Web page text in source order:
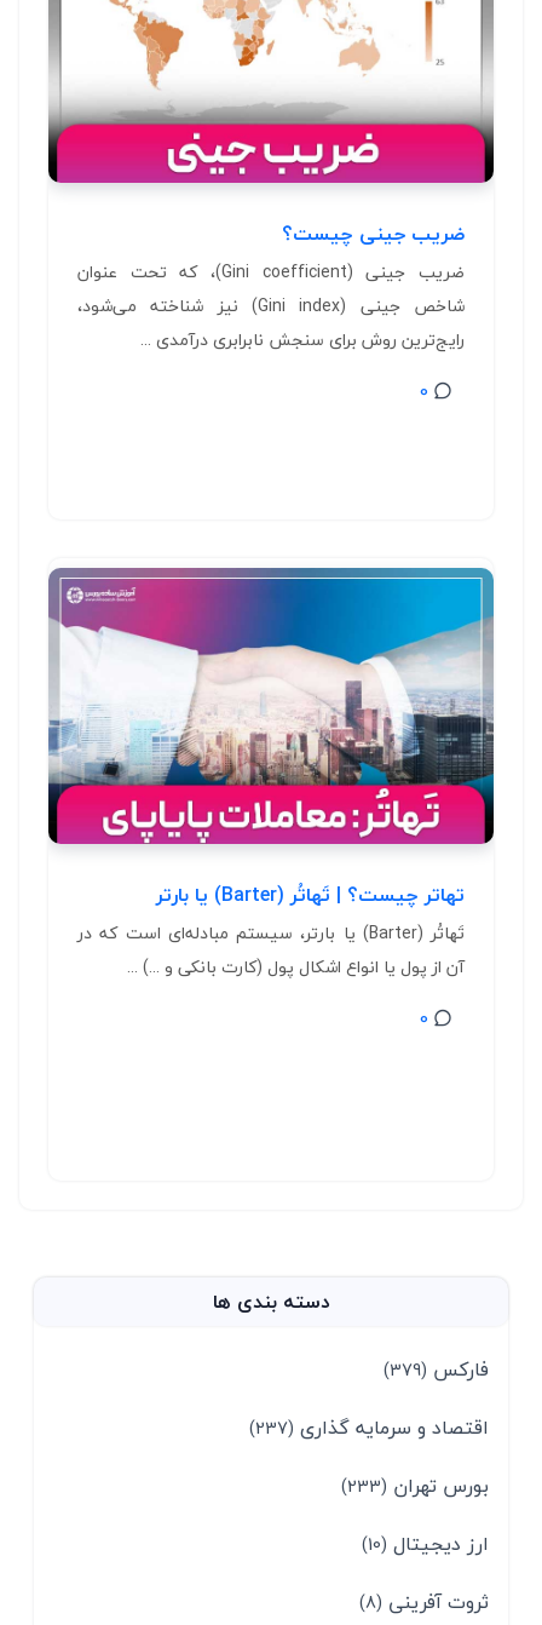
ضریب جینی چیست؟
ضریب جینی (Gini coefficient)، که تحت عنوان
شاخص جینی (Gini index) نیز شناخته می‌شود،
رایج‌ترین روش برای سنجش نابرابری درآمدی ...
0
تهاتر چیست؟ | تَهاتُر (Barter) یا بارتر
تَهاتُر (Barter) یا بارتر، سیستم مبادله‌ای است که در
آن از پول یا انواع اشکال پول (کارت بانکی و ...) ...
0
دسته بندی ها
فارکس (379)
اقتصاد و سرمایه گذاری (237)
بورس تهران (233)
ارز دیجیتال (10)
ثروت آفرینی (8)